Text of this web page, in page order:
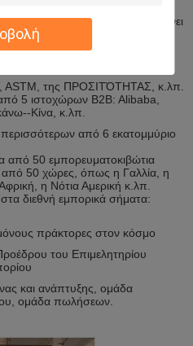
ένα σε Zhongshan που κάνει
τις στεγανωτικές
Ι-ΟΠΩΣ, Ο ΚΑΠΕΤΑΝΙΟΣ,
ASTM, της ΠΡΟΣΙΤΌΤΗΤΑΣ, κ.λπ.
5 ιστοχώρων B2B: Alibaba,
Κίνα, κ.λπ.
από 6 εκατομμύριο
από 50 εμπορευματοκιβώτια
από 50 χώρες, όπως η Γαλλία, η
η Νότια Αμερική κ.λπ.
διεθνή εμπορικά σήματα:
πράκτορες στον κόσμο
του Επιμελητηρίου
και ανάπτυξης, ομάδα
ομάδα πωλήσεων.